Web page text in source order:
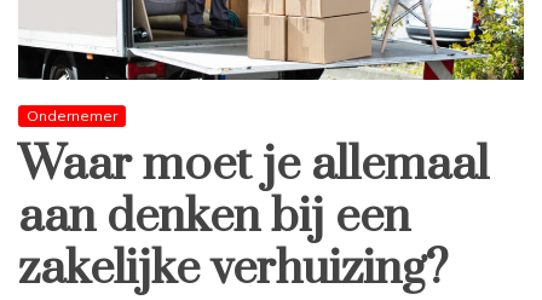
Ondernemer
Waar moet je allemaal
aan denken bij een
zakelijke verhuizing?